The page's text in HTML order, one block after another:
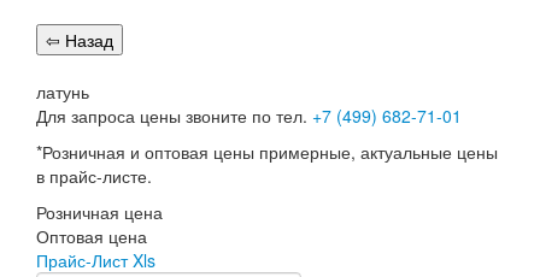
Публичная оферта
Сертификаты
Вопрос-Ответ
Контакты
Пожарное оборудование
Перезарядка ОП
Перезарядка ОУ
Перезарядка ОВП
латунь
Для запроса цены звоните по тел. +7 (499) 682-71-01
*Розничная и оптовая цены примерные, актуальные цены
в прайс-листе.
Розничная цена
Оптовая цена
Прайс-Лист Xls